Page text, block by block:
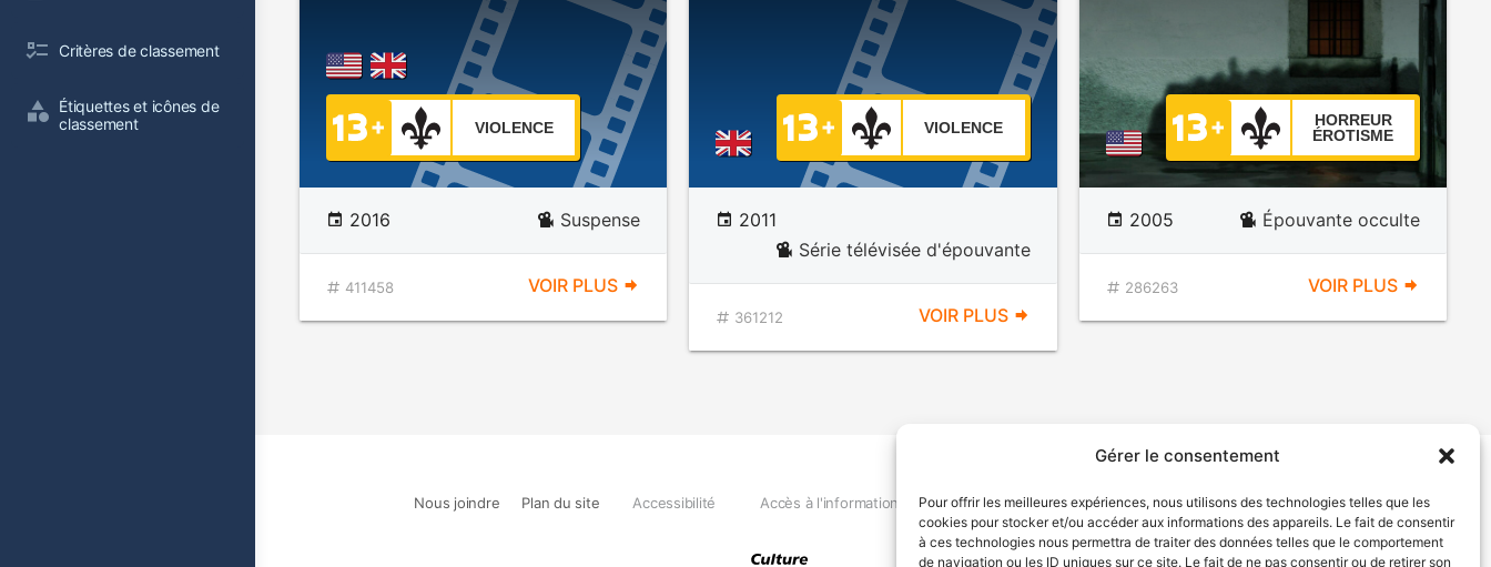
Gérer le consentement
Pour offrir les meilleures expériences, nous utilisons des technologies telles que les
cookies pour stocker et/ou accéder aux informations des appareils. Le fait de consentir
à ces technologies nous permettra de traiter des données telles que le comportement
de navigation ou les ID uniques sur ce site. Le fait de ne pas consentir ou de retirer son
Critères de classement
Étiquettes et icônes de
classement
VIOLENCE
2016 Suspense
411458 VOIR PLUS
VIOLENCE
2011
Série télévisée d'épouvante
361212 VOIR PLUS
HORREUR
ÉROTISME
2005 Épouvante occulte
286263 VOIR PLUS
Nous joindre Plan du site Accessibilité Accès à l'information Déclaration de services Politique de confidentialité